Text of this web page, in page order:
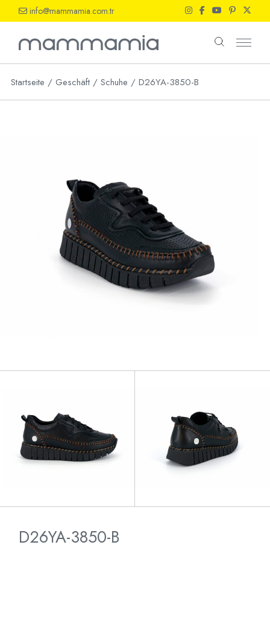
the
info@mammamia.com.tr
Startseite Geschäft Schuhe D26YA-3850-B
D26YA-3850-B